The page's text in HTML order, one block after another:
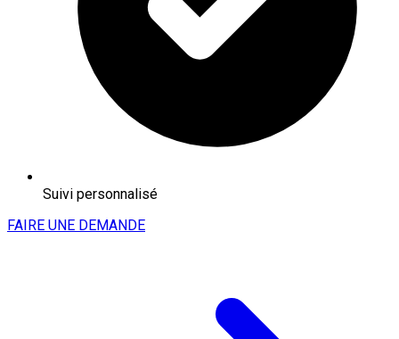
Suivi personnalisé
FAIRE UNE DEMANDE